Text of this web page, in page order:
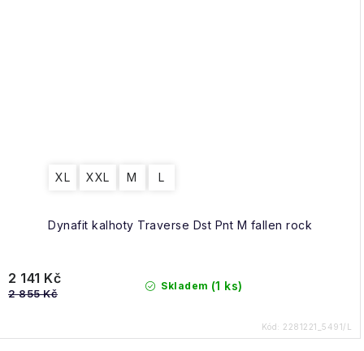
Dynafit kalhoty Traverse Dst Pnt M fallen rock
XL XXL M L
Skladem (1 ks)
2 141 Kč
2 855 Kč
Kód: 2281221_5491/L